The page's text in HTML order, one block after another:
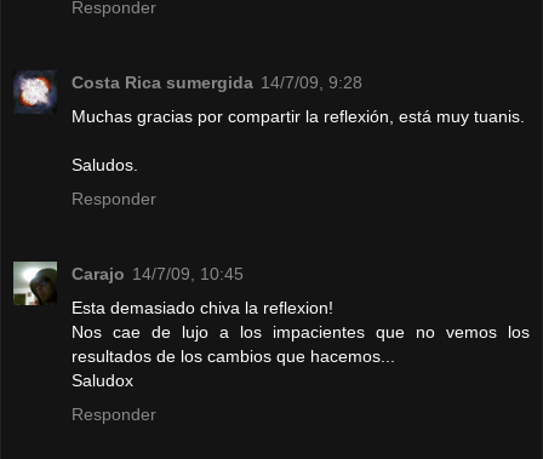
Responder
Costa Rica sumergida 14/7/09, 9:28
Muchas gracias por compartir la reflexión, está muy tuanis.
Saludos.
Responder
Carajo 14/7/09, 10:45
Esta demasiado chiva la reflexion!
Nos cae de lujo a los impacientes que no vemos los
resultados de los cambios que hacemos...
Saludox
Responder